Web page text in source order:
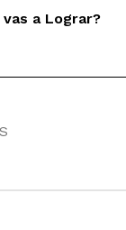
vas a Lograr?